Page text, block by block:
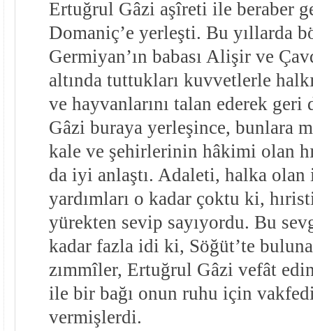
Ertuğrul Gâzi aşîreti ile beraber
Domaniç’e yerleşti. Bu yıllarda
Germiyan’ın babası Alişir ve
altında tuttukları kuvvetlerle
ve hayvanlarını talan ederek
Gâzi buraya yerleşince, bunlara
kale ve şehirlerinin hâkimi olan
da iyi anlaştı. Adaleti, halka olan
yardımları o kadar çoktu ki,
yürekten sevip sayıyordu. Bu
kadar fazla idi ki, Söğüt’te
zımmîler, Ertuğrul Gâzi vefât
ile bir bağı onun ruhu için
vermişlerdi.